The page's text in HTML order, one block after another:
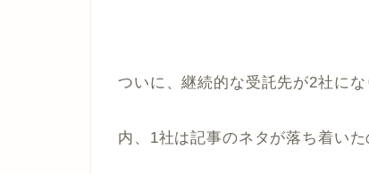
ついに、継続的な受託先が2社にな
内、1社は記事のネタが落ち着い